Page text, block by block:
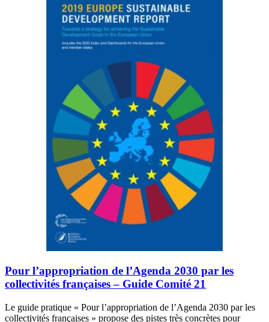
Pour l’appropriation de l’Agenda 2030 par les
collectivités françaises – Guide Comité 21
Le guide pratique « Pour l’appropriation de l’Agenda 2030 par les
collectivités françaises » propose des pistes très concrètes pour